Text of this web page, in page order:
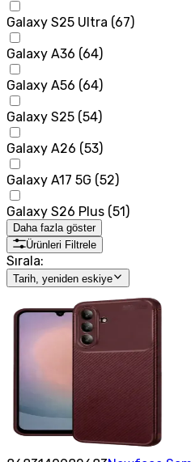
Galaxy S25 Ultra (67)
Galaxy A36 (64)
Galaxy A56 (64)
Galaxy S25 (54)
Galaxy A26 (53)
Galaxy A17 5G (52)
Galaxy S26 Plus (51 )
Daha fazla göster
Ürünleri Filtrele
Sırala:
Tarih, yeniden eskiye